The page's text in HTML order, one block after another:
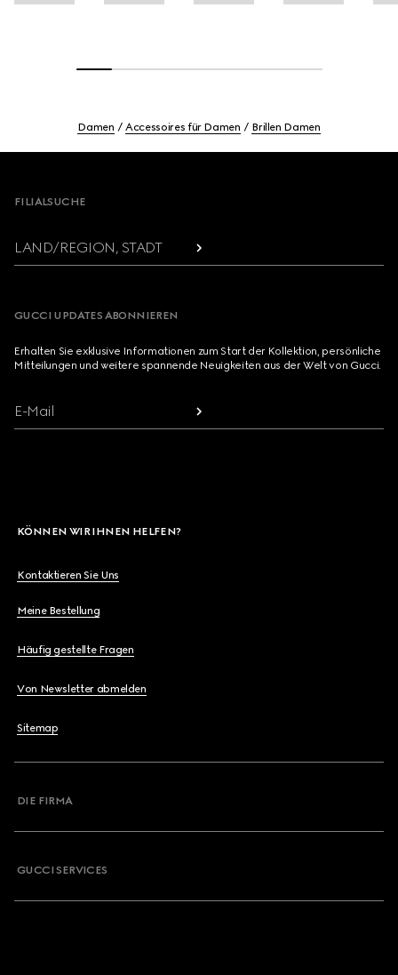
Damen Accessoires für Damen Brillen Damen
FILIALSUCHE
LAND/REGION, STADT
GUCCI UPDATES ABONNIEREN
Erhalten Sie exklusive Informationen zum Start der Kollektion, persönliche
Mitteilungen und weitere spannende Neuigkeiten aus der Welt von Gucci.
E-Mail
KÖNNEN WIR IHNEN HELFEN?
Kontaktieren Sie Uns
Meine Bestellung
Häufig gestellte Fragen
Von Newsletter abmelden
Sitemap
DIE FIRMA
GUCCI SERVICES